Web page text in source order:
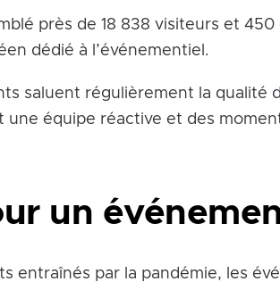
près de 18 838 visiteurs et
dédié à l’événementiel.
saluent régulièrement la qualité
équipe réactive et des
un
entraînés par la pandémie, les